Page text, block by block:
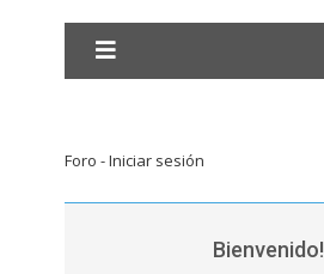
Foro - Iniciar sesión
Bienvenido!